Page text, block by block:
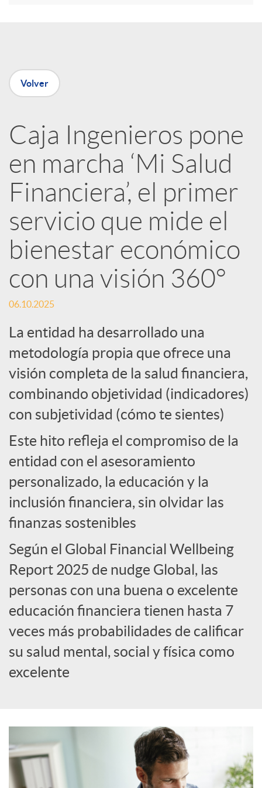
n
e
d
e
s
S
o
c
i
a
l
e
s
Volver
Caja Ingenieros pone
en marcha ‘Mi Salud
Financiera’, el primer
servicio que mide el
bienestar económico
con una visión 360°
06.10.2025
La entidad ha desarrollado una
metodología propia que ofrece una
visión completa de la salud financiera,
combinando objetividad (indicadores)
con subjetividad (cómo te sientes)
Este hito refleja el compromiso de la
entidad con el asesoramiento
personalizado, la educación y la
inclusión financiera, sin olvidar las
finanzas sostenibles
Según el Global Financial Wellbeing
Report 2025 de nudge Global, las
personas con una buena o excelente
educación financiera tienen hasta 7
veces más probabilidades de calificar
su salud mental, social y física como
excelente